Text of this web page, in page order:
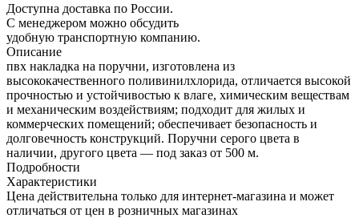
Доступна доставка по России.
С менеджером можно обсудить
удобную транспортную компанию.
Описание
пвх накладка на поручни, изготовлена из
высококачественного поливинилхлорида, отличается высокой
прочностью и устойчивостью к влаге, химическим веществам
и механическим воздействиям; подходит для жилых и
коммерческих помещений; обеспечивает безопасность и
долговечность конструкций. Поручни серого цвета в
наличии, другого цвета — под заказ от 500 м.
Подробности
Характеристики
Цена действительна только для интернет-магазина и может
отличаться от цен в розничных магазинах